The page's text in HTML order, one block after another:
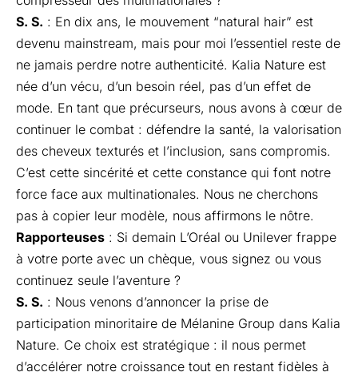
S. S. : En dix ans, le mouvement “natural hair” est
devenu mainstream, mais pour moi l’essentiel reste de
ne jamais perdre notre authenticité. Kalia Nature est
née d’un vécu, d’un besoin réel, pas d’un effet de
mode. En tant que précurseurs, nous avons à cœur de
continuer le combat : défendre la santé, la valorisation
des cheveux texturés et l’inclusion, sans compromis.
C’est cette sincérité et cette constance qui font notre
force face aux multinationales. Nous ne cherchons
pas à copier leur modèle, nous affirmons le nôtre.
Rapporteuses : Si demain L’Oréal ou Unilever frappe
à votre porte avec un chèque, vous signez ou vous
continuez seule l’aventure ?
S. S. : Nous venons d’annoncer la prise de
participation minoritaire de Mélanine Group dans Kalia
Nature. Ce choix est stratégique : il nous permet
d’accélérer notre croissance tout en restant fidèles à